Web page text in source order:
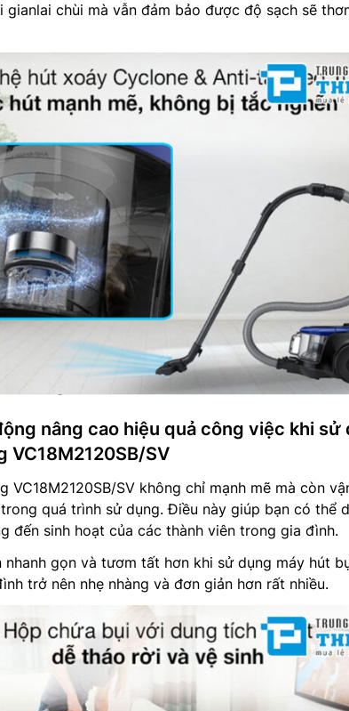
chùi mà vẫn đảm bảo được độ sạch sẽ
nâng cao hiệu quả công việc khi sử
VC18M2120SB/SV
VC18M2120SB/SV không chỉ mạnh mẽ mà còn
quá trình sử dụng. Điều này giúp bạn có thể
đến sinh hoạt của các thành viên trong gia đình.
gọn và tươm tất hơn khi sử dụng máy hút
trở nên nhẹ nhàng và đơn giản hơn rất nhiều.